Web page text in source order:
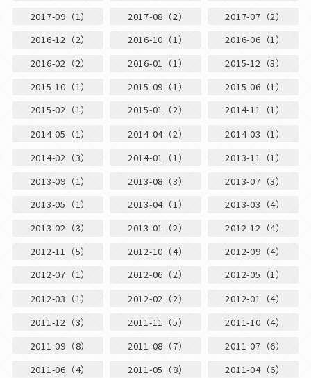
2017-09（1）
2017-08（2）
2017-07（2）
2016-12（2）
2016-10（1）
2016-06（1）
2016-02（2）
2016-01（1）
2015-12（3）
2015-10（1）
2015-09（1）
2015-06（1）
2015-02（1）
2015-01（2）
2014-11（1）
2014-05（1）
2014-04（2）
2014-03（1）
2014-02（3）
2014-01（1）
2013-11（1）
2013-09（1）
2013-08（3）
2013-07（3）
2013-05（1）
2013-04（1）
2013-03（4）
2013-02（3）
2013-01（2）
2012-12（4）
2012-11（5）
2012-10（4）
2012-09（4）
2012-07（1）
2012-06（2）
2012-05（1）
2012-03（1）
2012-02（2）
2012-01（4）
2011-12（3）
2011-11（5）
2011-10（4）
2011-09（8）
2011-08（7）
2011-07（6）
2011-06（4）
2011-05（8）
2011-04（6）